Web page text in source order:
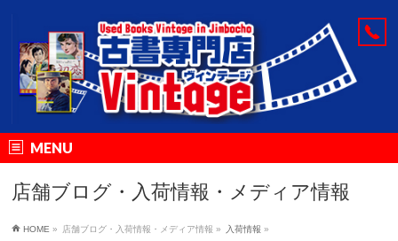
MENU
店舗ブログ・入荷情報・メディア情報
HOME » 店舗ブログ・入荷情報・メディア情報 » 入荷情報 »